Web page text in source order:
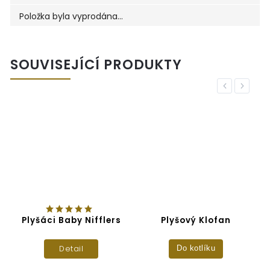
Položka byla vyprodána…
SOUVISEJÍCÍ PRODUKTY
Previous
Plyšáci Baby Nifflers
Detail
Plyšový Klofan
Do kotlíku
Next